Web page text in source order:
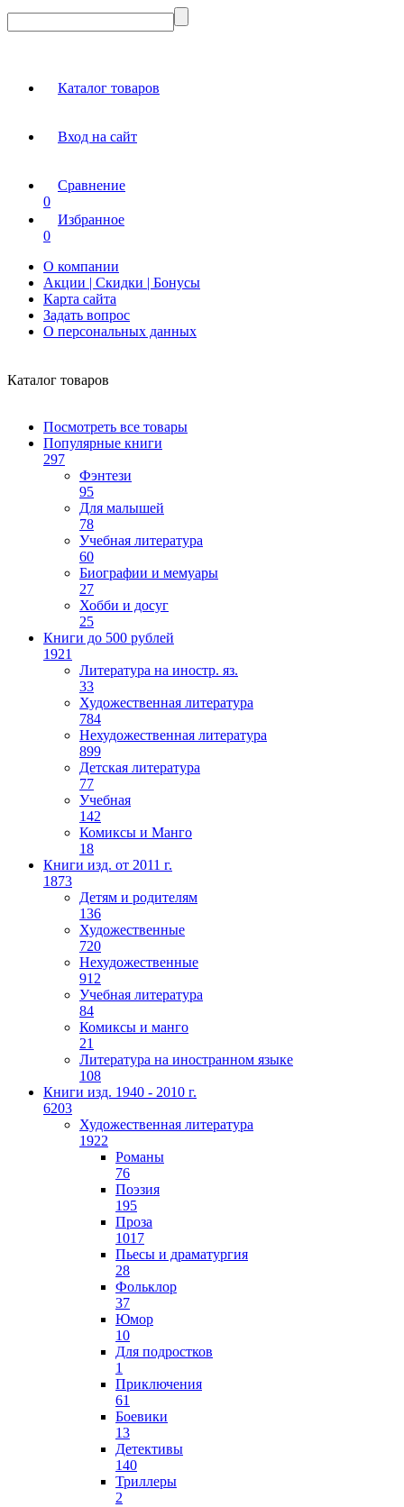
Каталог товаров
Вход на сайт
Сравнение
0
Избранное
0
О компании
Акции | Скидки | Бонусы
Карта сайта
Задать вопрос
О персональных данных
Каталог товаров
Посмотреть все товары
Популярные книги
297
Фэнтези
95
Для малышей
78
Учебная литература
60
Биографии и мемуары
27
Хобби и досуг
25
Книги до 500 рублей
1921
Литература на иностр. яз.
33
Художественная литература
784
Нехудожественная литература
899
Детская литература
77
Учебная
142
Комиксы и Манго
18
Книги изд. от 2011 г.
1873
Детям и родителям
136
Художественные
720
Нехудожественные
912
Учебная литература
84
Комиксы и манго
21
Литература на иностранном языке
108
Книги изд. 1940 - 2010 г.
6203
Художественная литература
1922
Романы
76
Поэзия
195
Проза
1017
Пьесы и драматургия
28
Фольклор
37
Юмор
10
Для подростков
1
Приключения
61
Боевики
13
Детективы
140
Триллеры
2